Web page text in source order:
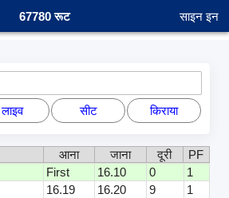
67780 रूट साइन इन
लाइव सीट किराया
आना जाना दूरी
PF
First 16.10 0
1
16.19 16.20 9
1